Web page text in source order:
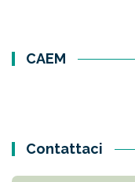
CAEM
Contattaci